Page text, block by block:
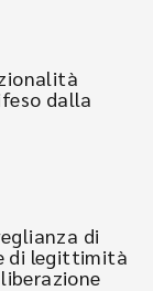
dalla
di
di legittimità